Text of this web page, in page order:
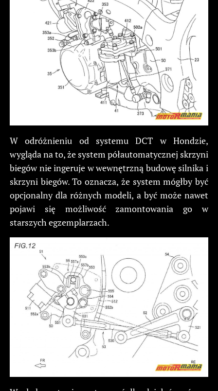
W odróżnieniu od systemu DCT w Hondzie,
wygląda na to, że system półautomatycznej skrzyni
biegów nie ingeruje w wewnętrzną budowę silnika i
skrzyni biegów. To oznacza, że system mógłby być
opcjonalny dla różnych modeli, a być może nawet
pojawi się możliwość zamontowania go w
starszych egzemplarzach.